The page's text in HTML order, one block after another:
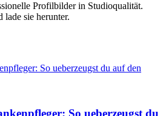
Profilbilder in Studioqualität.
lade sie herunter.
So ueberzeugst du